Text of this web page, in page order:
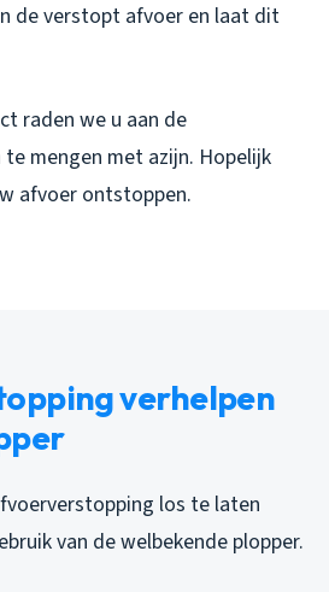
de verstopt afvoer en laat dit
raden we u aan de
mengen met azijn. Hopelijk
afvoer ontstoppen.
verhelpen
los te laten
van de welbekende plopper.